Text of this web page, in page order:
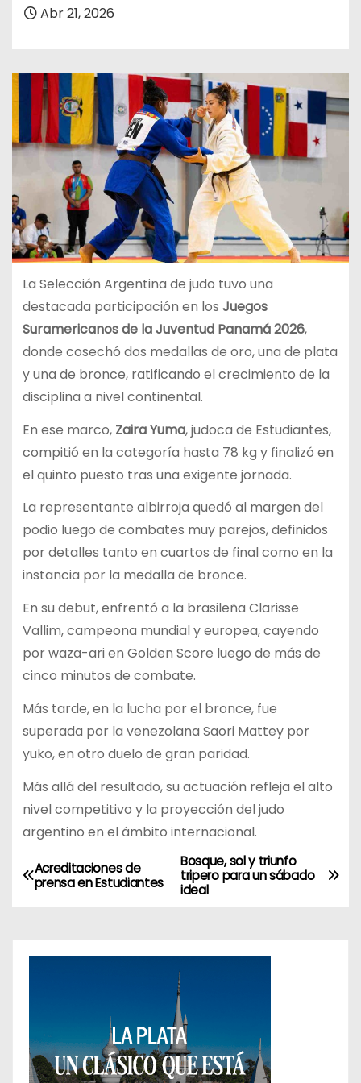
Abr 21, 2026
La Selección Argentina de judo tuvo una
destacada participación en los Juegos
Suramericanos de la Juventud Panamá 2026,
donde cosechó dos medallas de oro, una de plata
y una de bronce, ratificando el crecimiento de la
disciplina a nivel continental.
En ese marco, Zaira Yuma, judoca de Estudiantes,
compitió en la categoría hasta 78 kg y finalizó en
el quinto puesto tras una exigente jornada.
La representante albirroja quedó al margen del
podio luego de combates muy parejos, definidos
por detalles tanto en cuartos de final como en la
instancia por la medalla de bronce.
En su debut, enfrentó a la brasileña Clarisse
Vallim, campeona mundial y europea, cayendo
por waza-ari en Golden Score luego de más de
cinco minutos de combate.
Más tarde, en la lucha por el bronce, fue
superada por la venezolana Saori Mattey por
yuko, en otro duelo de gran paridad.
Más allá del resultado, su actuación refleja el alto
nivel competitivo y la proyección del judo
argentino en el ámbito internacional.
N
a
c
Bosque, sol y triunfo
tripero para un sábado
ideal
Acreditaciones de
prensa en Estudiantes